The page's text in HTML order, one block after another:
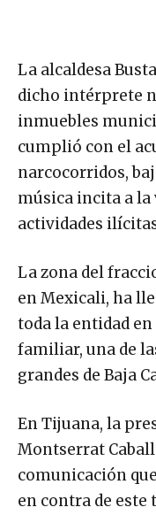
La alcaldesa
dicho intérprete
inmuebles
cumplió con el
narcocorridos,
música incita a
actividades
La zona del
en Mexicali, ha
toda la entidad
familiar, una de
grandes de Baja
En Tijuana, la
Montserrat
comunicación
en contra de